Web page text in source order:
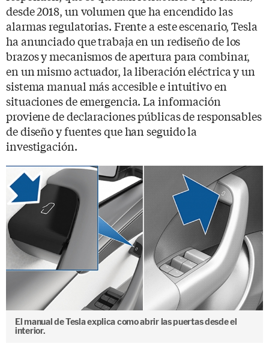
desde 2018, un volumen que ha encendido las
alarmas regulatorias. Frente a este escenario, Tesla
ha anunciado que trabaja en un rediseño de los
brazos y mecanismos de apertura para combinar,
en un mismo actuador, la liberación eléctrica y un
sistema manual más accesible e intuitivo en
situaciones de emergencia. La información
proviene de declaraciones públicas de responsables
de diseño y fuentes que han seguido la
investigación.
El manual de Tesla explica como abrir las puertas desde el
interior.